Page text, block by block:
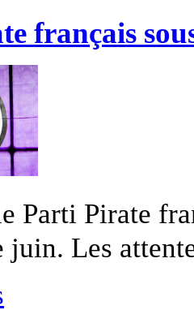
français
Parti Pirate
juin. Les